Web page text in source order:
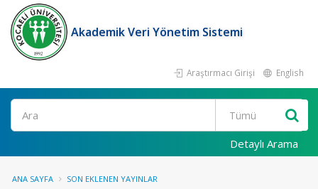
Akademik Veri Yönetim Sistemi
Araştırmacı Girişi English
Ara
Detaylı Arama
ANA SAYFA SON EKLENEN YAYINLAR